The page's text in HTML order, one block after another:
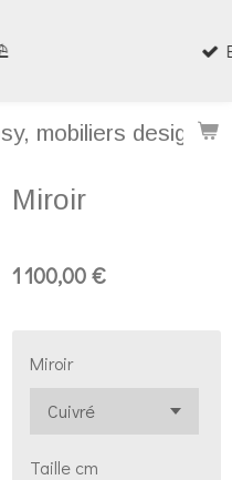
mobiliers design
PRODIGE 📻
Miroir
1 100,00 €
Miroir
Taille cm